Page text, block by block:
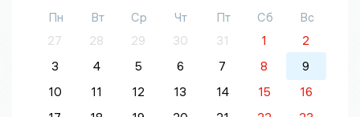
Пн Вт Ср Чт Пт Сб
Вс
27
28 29 30 31 1
2
3
4 5 6 7 8
9
10
11 12 13 14 15
16